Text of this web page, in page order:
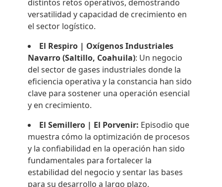
distintos retos operativos, demostrando
versatilidad y capacidad de crecimiento en
el sector logístico.
El Respiro | Oxígenos Industriales
Navarro (Saltillo, Coahuila): Un negocio
del sector de gases industriales donde la
eficiencia operativa y la constancia han sido
clave para sostener una operación esencial
y en crecimiento.
El Semillero | El Porvenir: Episodio que
muestra cómo la optimización de procesos
y la confiabilidad en la operación han sido
fundamentales para fortalecer la
estabilidad del negocio y sentar las bases
para su desarrollo a largo plazo.